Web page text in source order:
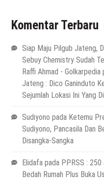
Komentar Terbaru
Siap Maju Pilgub Jateng,
Sebuy Chemistry Sudah
Raffi Ahmad - Golkarpedia
Jateng : Dico Ganinduto
Sejumlah Lokasi Ini Yang
Sudiyono pada Ketemu
Sudiyono, Pancasila Dan
Disangka-Sangka
Elidafapada PPRSS :
Bedah Rumah Plus Buka